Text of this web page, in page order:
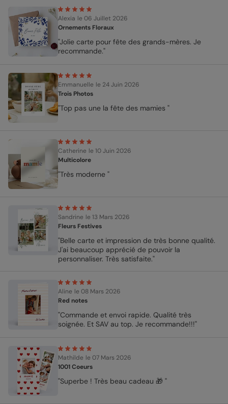
Alexia le 06 Juillet 2026
Ornements Floraux
"Jolie carte pour fête des grands-mères. Je
recommande."
Emmanuelle le 24 Juin 2026
Trois Photos
"Top pas une la fête des mamies "
Catherine le 10 Juin 2026
Multicolore
"Très moderne "
Sandrine le 13 Mars 2026
Fleurs Festives
"Belle carte et impression de très bonne qualité.
J'ai beaucoup apprécié de pouvoir la
personnaliser. Très satisfaite."
Aline le 08 Mars 2026
Red notes
"Commande et envoi rapide. Qualité très
soignée. Et SAV au top. Je recommande!!!"
Mathilde le 07 Mars 2026
1001 Coeurs
"Superbe ! Très beau cadeau 🎁 "